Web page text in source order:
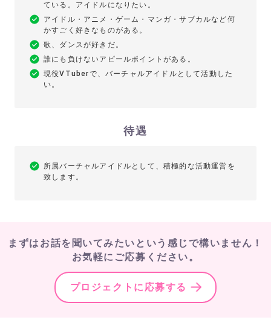
ている。アイドルになりたい。
アイドル・アニメ・ゲーム・マンガ・サブカルなど何
かすごく好きなものがある。
歌、ダンスが好きだ。
誰にも負けないアピールポイントがある。
現役VTuberで、バーチャルアイドルとして活動した
い。
待遇
所属バーチャルアイドルとして、積極的な活動運営を
致します。
まずはお話を聞いてみたいという感じで構いません！
お気軽にご応募ください。
プロジェクトに応募する